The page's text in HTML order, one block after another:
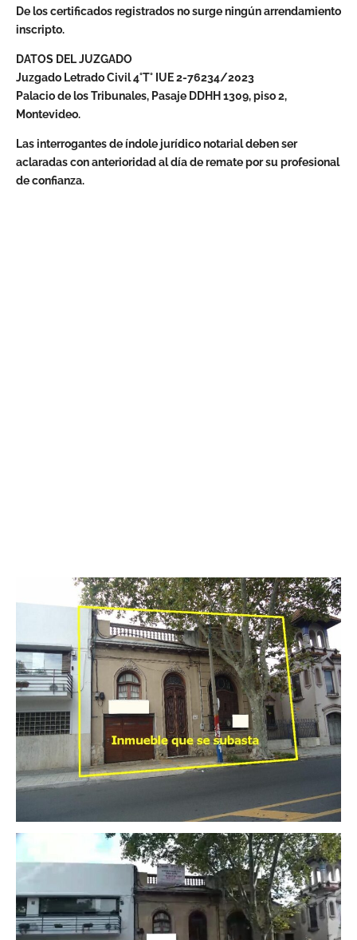
De los certificados registrados no surge ningún arrendamiento
inscripto.
DATOS DEL JUZGADO
Juzgado Letrado Civil 4°T° IUE 2-76234/2023
Palacio de los Tribunales, Pasaje DDHH 1309, piso 2,
Montevideo.
Las interrogantes de índole jurídico notarial deben ser
aclaradas con anterioridad al día de remate por su profesional
de confianza.